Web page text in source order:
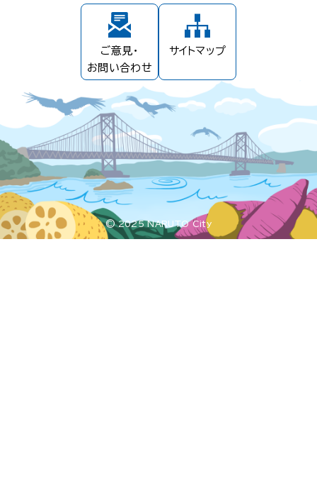
ご意見・
お問い合わせ
サイトマップ
© 2025 NARUTO City